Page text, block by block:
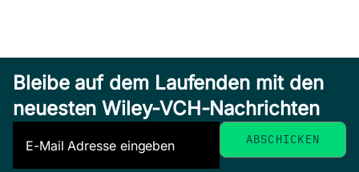
Bleibe auf dem Laufenden mit den
neuesten Wiley-VCH-Nachrichten